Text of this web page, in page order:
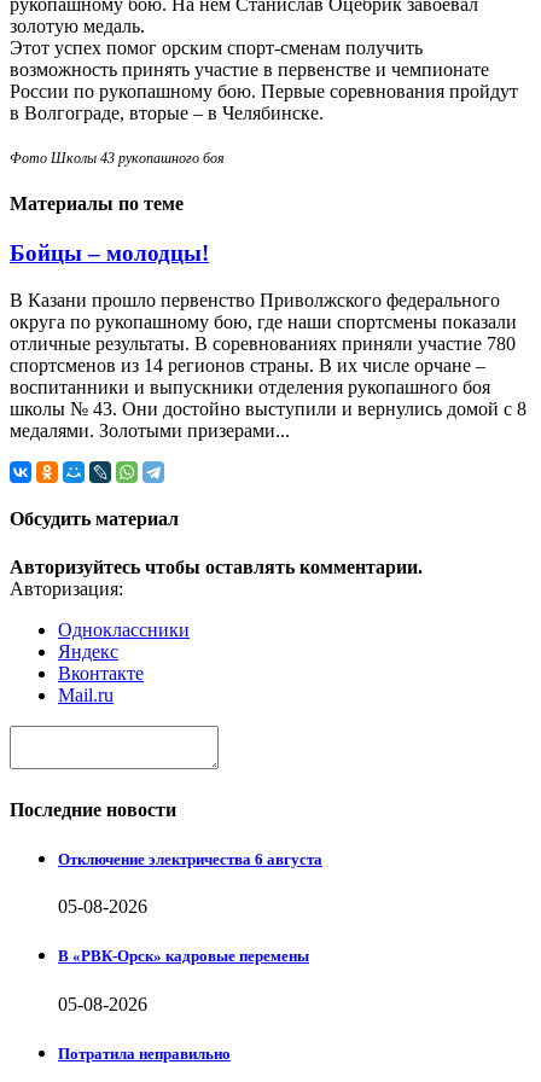
рукопашному бою. На нем Станислав Оцебрик завоевал
золотую медаль.
Этот успех помог орским спорт-сменам получить
возможность принять участие в первенстве и чемпионате
России по рукопашному бою. Первые соревнования пройдут
в Волгограде, вторые – в Челябинске.
Фото Школы 43 рукопашного боя
Материалы по теме
Бойцы – молодцы!
В Казани прошло первенство Приволжского федерального
округа по рукопашному бою, где наши спортсмены показали
отличные результаты. В соревнованиях приняли участие 780
спортсменов из 14 регионов страны. В их числе орчане –
воспитанники и выпускники отделения рукопашного боя
школы № 43. Они достойно выступили и вернулись домой с 8
медалями. Золотыми призерами...
Обсудить материал
Авторизуйтесь чтобы оставлять комментарии.
Авторизация:
Одноклассники
Яндекс
Вконтакте
Mail.ru
Последние новости
Отключение электричества 6 августа
05-08-2026
В «РВК-Орск» кадровые перемены
05-08-2026
Потратила неправильно